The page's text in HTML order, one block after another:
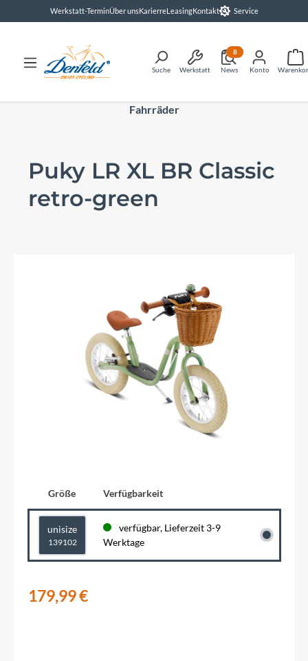
springenWerkstatt-TerminÜber unsKarierreLeasingKontakt Service
Suche Werkstatt News
8
Konto
Fahrräder
Puky LR XL BR Classic
retro-green
Größe Verfügbarkeit
unisize
139102
verfügbar, Lieferzeit 3-9
Werktage
179,99 €